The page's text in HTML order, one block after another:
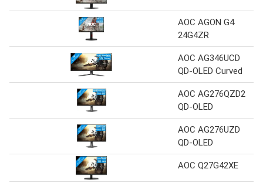
AOC AGON G4
24G4ZR
AOC AG346UCD
QD-OLED Curved
AOC AG276QZD2
QD-OLED
AOC AG276UZD
QD-OLED
AOC Q27G42XE